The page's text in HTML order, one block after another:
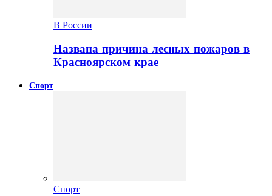
В России
Названа причина лесных пожаров в
Красноярском крае
Спорт
Спорт